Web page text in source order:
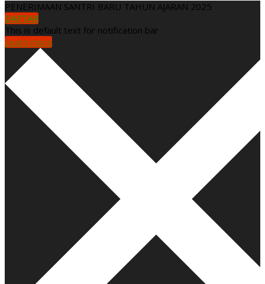
PENERIMAAN SANTRI BARU TAHUN AJARAN 2025
DAFTAR
This is default text for notification bar
Learn more